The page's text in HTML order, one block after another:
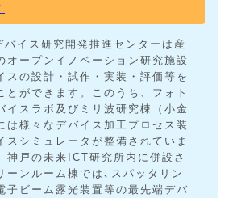
イス研究開発推進センターは産
オープンイノベーション研究施設
スの設計・試作・実装・評価等を
とができます。このうち、フォト
イスラボ及びミリ波研究棟（小金
は様々なデバイス加工プロセス装
スシミュレータが整備されていま
神戸の未来ICT研究所内に併設さ
ーンルーム棟では､スパッタリン
子ビーム露光装置等の最先端デバ